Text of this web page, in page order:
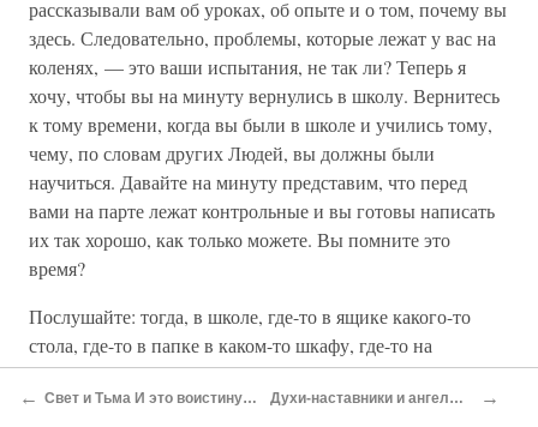
рассказывали вам об уроках, об опыте и о том, почему вы
здесь. Следовательно, проблемы, которые лежат у вас на
коленях, — это ваши испытания, не так ли? Теперь я
хочу, чтобы вы на минуту вернулись в школу. Вернитесь
к тому времени, когда вы были в школе и учились тому,
чему, по словам других Людей, вы должны были
научиться. Давайте на минуту представим, что перед
вами на парте лежат контрольные и вы готовы написать
их так хорошо, как только можете. Вы помните это
время?
Послушайте: тогда, в школе, где-то в ящике какого-то
стола, где-то в папке в каком-то шкафу, где-то на
учительском столе уже лежали решения для всех
вариантов контрольной, которую вы только собирались
← Свет и Тьма И это воистину так Сеанс прямого ченнелинга Рино (штат Невада) Духи-наставники и ангелы Ченнелинг в Коул-Крик-Каньоне (штат Колорадо) →